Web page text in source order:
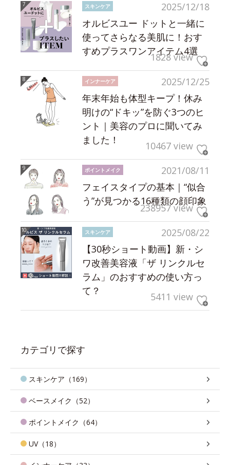
2025/12/18
スキンケア
オルビスユー ドットと一緒に
使ってさらなる美肌に！おす
すめプラスワンアイテム4選
1828 view
2025/12/25
インナーケア
年末年始も体型キープ！休み
明けの“ドキッ”を防ぐ3つのヒ
ント｜美容のプロに聞いてみ
ました！
10467 view
2021/08/11
ポイントメイク
フェイスタイプの基本｜“似合
う”が見つかる16種類の顔印象
238957 view
2025/08/22
スキンケア
【30秒ショート動画】新・シ
ワ改善美容液「ザ リンクルセ
ラム」のおすすめの使い方っ
て？
5411 view
カテゴリで探す
スキンケア（169）
ベースメイク（52）
ポイントメイク（64）
UV（18）